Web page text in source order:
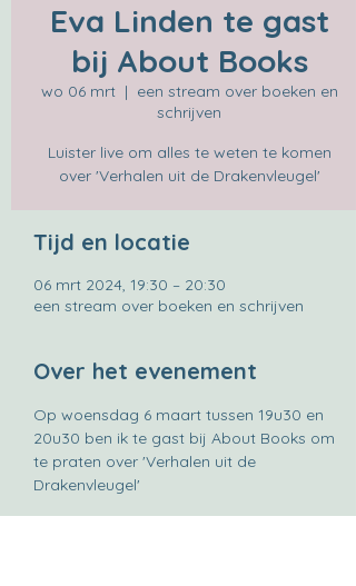
Eva Linden te gast
bij About Books
wo 06 mrt
  |
een stream over boeken en
schrijven
Luister live om alles te weten te komen
over 'Verhalen uit de Drakenvleugel'
Tijd en locatie
06 mrt 2024, 19:30 – 20:30
een stream over boeken en schrijven
Over het evenement
Op woensdag 6 maart tussen 19u30 en
20u30 ben ik te gast bij About Books om
te praten over 'Verhalen uit de
Drakenvleugel'